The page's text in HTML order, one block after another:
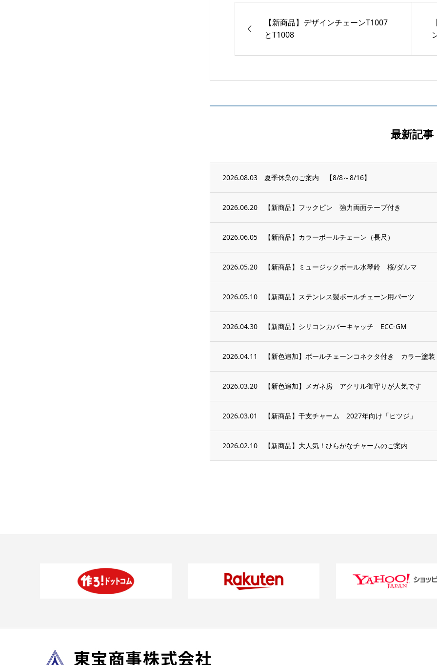
【新商品】デザインチェーンT1007
とT1008
最新記事
2026.08.03 夏季休業のご案内 【8/8～8/16】
2026.06.20 【新商品】フックピン 強力両面テープ付き
2026.06.05 【新商品】カラーボールチェーン（長尺）
2026.05.20 【新商品】ミュージックボール水琴鈴 桜/ダルマ
2026.05.10 【新商品】ステンレス製ボールチェーン用パーツ
2026.04.30 【新商品】シリコンカバーキャッチ ECC-GM
2026.04.11 【新色追加】ボールチェーンコネクタ付き カラー塗装
2026.03.20 【新色追加】メガネ房 アクリル御守りが人気です
2026.03.01 【新商品】干支チャーム 2027年向け「ヒツジ」
2026.02.10 【新商品】大人気！ひらがなチャームのご案内